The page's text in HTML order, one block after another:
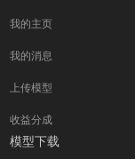
我的主页
我的消息
上传模型
收益分成
模型下载